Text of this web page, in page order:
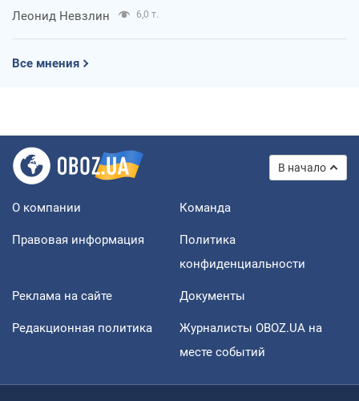
Леонид Невзлин 6,0 т.
Все мнения
В начало
О компании Команда
Правовая информация
Политика
конфиденциальности
Реклама на сайте Документы
Редакционная политика
Журналисты OBOZ.UA на
месте событий